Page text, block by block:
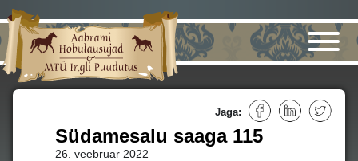
Südamesalu saaga 115
26. veebruar 2022
Jaga: